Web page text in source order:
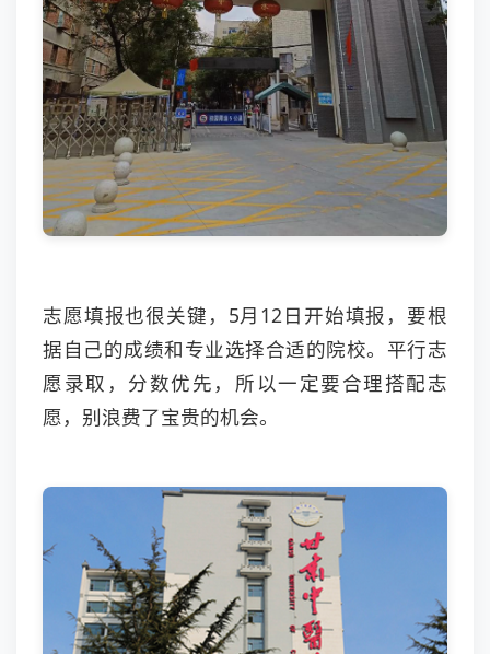
志愿填报也很关键，5月12日开始填报，要根
据自己的成绩和专业选择合适的院校。平行志
愿录取，分数优先，所以一定要合理搭配志
愿，别浪费了宝贵的机会。